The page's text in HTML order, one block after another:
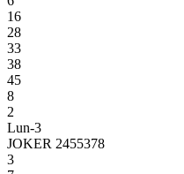
16
28
33
38
45
8
2
Lun-3
JOKER 2455378
3